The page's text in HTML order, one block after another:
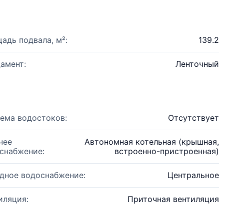
подвала, м²: 139.2
Ленточный
водостоков: Отсутствует
Автономная котельная (крышная,
встроенно-пристроенная)
водоснабжение: Центральное
Приточная вентиляция